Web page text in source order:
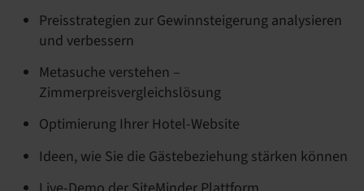
Preisstrategien zur Gewinnsteigerung analysieren
und verbessern
Metasuche verstehen –
Zimmerpreisvergleichslösung
Optimierung Ihrer Hotel-Website
Ideen, wie Sie die Gästebeziehung stärken können